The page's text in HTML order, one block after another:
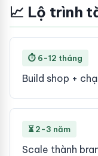
📈 Lộ trình
⏱ 6-12 tháng
Build shop +
⏳ 2-3 năm
Scale thành